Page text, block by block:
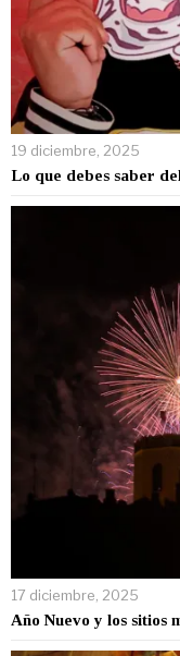
19 diciembre, 2025
Lo que debes saber
17 diciembre, 2025
Año Nuevo y los sitios